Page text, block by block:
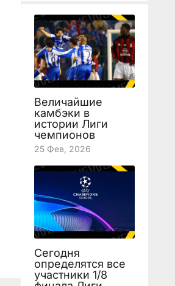
Величайшие
камбэки в
истории Лиги
чемпионов
25 Фев, 2026
Сегодня
определятся все
участники 1/8